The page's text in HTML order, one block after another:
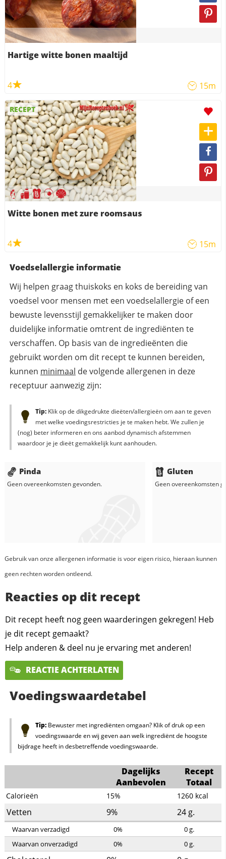
Hartige witte bonen maaltijd
4 15m
RECEPT
Witte bonen met zure roomsaus
4 15m
Voedselallergie informatie
Wij helpen graag thuiskoks en koks de bereiding van
voedsel voor mensen met een voedselallergie of een
bewuste levensstijl gemakkelijker te maken door
duidelijke informatie omtrent de ingrediënten te
verschaffen. Op basis van de ingredieënten die
gebruikt worden om dit recept te kunnen bereiden,
kunnen minimaal de volgende allergenen in deze
receptuur aanwezig zijn:
Tip:Klik op de dikgedrukte dieëten/allergieën om aan te geven
met welke voedingsrestricties je te maken hebt. We zullen je
(nog) beter informeren en ons aanbod dynamisch afstemmen
waardoor je je dieët gemakkelijk kunt aanhouden.
Pinda
Geen overeenkomsten gevonden.
Gluten
Geen overeenkomsten
Gebruik van onze allergenen informatie is voor eigen risico, hieraan kunnen
geen rechten worden ontleend.
Reacties op dit recept
Dit recept heeft nog geen waarderingen gekregen! Heb
je dit recept gemaakt?
Help anderen & deel nu je ervaring met anderen!
REACTIE ACHTERLATEN
Voedingswaardetabel
Tip:Bewuster met ingrediënten omgaan? Klik of druk op een
voedingswaarde en wij geven aan welk ingrediënt de hoogste
bijdrage heeft in desbetreffende voedingswaarde.
Dagelijks
Aanbevolen
Recept
Totaal
Calorieën 15% 1260 kcal
Vetten 9% 24 g.
Waarvan verzadigd 0% 0g.
Waarvan onverzadigd
0% 0g.